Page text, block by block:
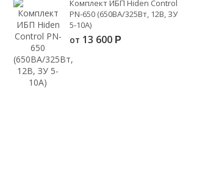
Комплект ИБП Hiden Control
PN-650 (650ВА/325Вт, 12В, ЗУ
5-10А)
от 13 600 Р